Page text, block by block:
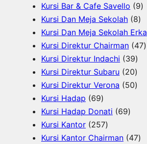
k
u
k
d
u
k
o
d
u
k
r
o
d
u
k
P
r
o
d
u
k
Kursi Bar & Cafe Savello 99
r
o
Kursi Dan Meja Sekolah 88
P
r
Kursi Dan Meja Sekolah Erka
Kursi Direktur Chairman 474
Kursi Direktur Indachi 393
9
P
u
Kursi Direktur Subaru 202
0
d
Kursi Direktur Verona 505
o
Kursi Hadap 696
9
P
r
Kursi Hadap Donati 696
P
Kursi Kantor 2572
5
Kursi Kantor Chairman 474